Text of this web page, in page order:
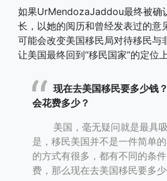
如果UrMendozaJaddou最终被确
长，以她的阅历和曾经发表过的意
可能会改变美国移民局对待移民与
让美国最终回到“移民国家”的定位上
现在去美国移民要多少钱
会花费多少？
美国，毫无疑问就是最具
是，移民美国并不是一件简单
的方式有很多，都有不同的条
费，那么现在去美国移民要多少